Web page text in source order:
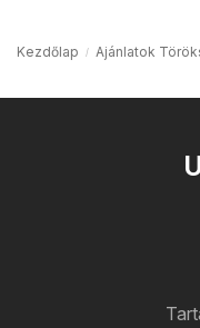
Kezdőlap Ajánlatok